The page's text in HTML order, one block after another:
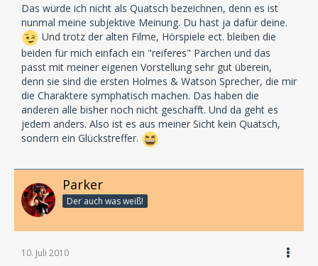
Das würde ich nicht als Quatsch bezeichnen, denn es ist
nunmal meine subjektive Meinung. Du hast ja dafür deine.
Und trotz der alten Filme, Hörspiele ect. bleiben die
beiden für mich einfach ein "reiferes" Pärchen und das
passt mit meiner eigenen Vorstellung sehr gut überein,
denn sie sind die ersten Holmes & Watson Sprecher, die mir
die Charaktere symphatisch machen. Das haben die
anderen alle bisher noch nicht geschafft. Und da geht es
jedem anders. Also ist es aus meiner Sicht kein Quatsch,
sondern ein Glückstreffer.
Parker
Der auch was weiß!
10. Juli 2010